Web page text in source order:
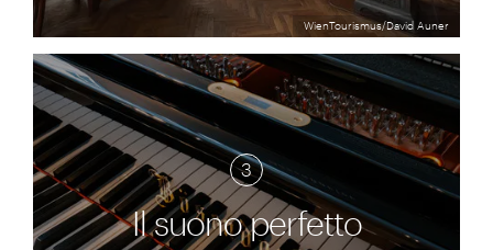
WienTourismus/David Auner
3
Il suono perfetto